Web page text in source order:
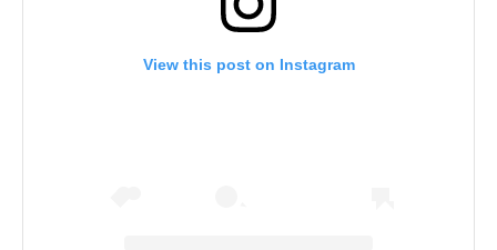
View this post on Instagram